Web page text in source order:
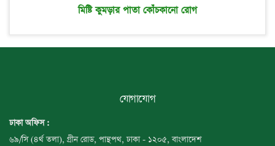
মিষ্টি কুমড়ার পাতা কোঁচকানো রোগ
যোগাযোগ
ঢাকা অফিস :
৬৯/সি (৪র্থ তলা), গ্রীন রোড, পান্থপথ, ঢাকা - ১২০৫, বাংলাদেশ